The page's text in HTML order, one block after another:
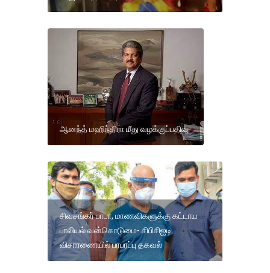
ஆனந்த் மஹிந்திரா மீது வழக்குப்பதிவு
சிவசங்கர் பாபா, மாணவிகளுக்கு கட்டாய
பாலியல் வன்கொடுமை- சிபிசிஐடி
விசாரணையில் பரபரப்பு தகவல்